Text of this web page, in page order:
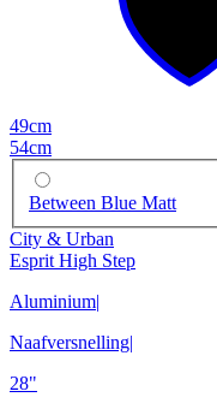
49cm
54cm
Between Blue Matt
City & Urban
Esprit High Step
Aluminium|
Naafversnelling|
28"